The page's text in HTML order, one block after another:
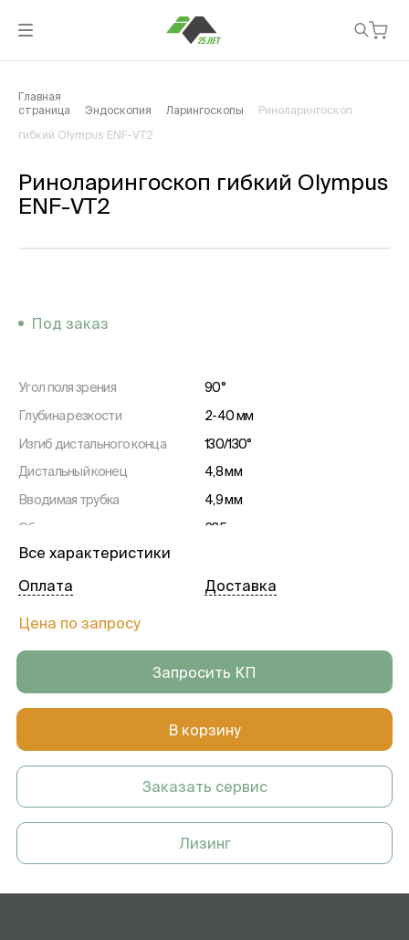
Главная
страница
Эндоскопия Ларингоскопы Риноларингоскоп
гибкий Olympus ENF-VT2
Риноларингоскоп гибкий Olympus
ENF-VT2
Под заказ
Угол поля зрения
90°
Глубина резкости
2-40 мм
Изгиб дистального конца
130/130°
Дистальный конец
4,8 мм
Вводимая трубка
4,9 мм
Общая длина
635 мм
Рабочая длина
Инструментальный канал
2 мм
Все характеристики
Цена по запросу
Оплата Доставка
Запросить КП
В корзину
Заказать сервис
Лизинг